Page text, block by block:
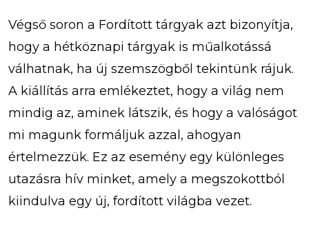
Végső soron a Fordított tárgyak azt bizonyítja,
hogy a hétköznapi tárgyak is műalkotássá
válhatnak, ha új szemszögből tekintünk rájuk.
A kiállítás arra emlékeztet, hogy a világ nem
mindig az, aminek látszik, és hogy a valóságot
mi magunk formáljuk azzal, ahogyan
értelmezzük. Ez az esemény egy különleges
utazásra hív minket, amely a megszokottból
kiindulva egy új, fordított világba vezet.